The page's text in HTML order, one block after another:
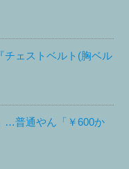
チェストベルト(胸ベル
…普通やん「￥600か